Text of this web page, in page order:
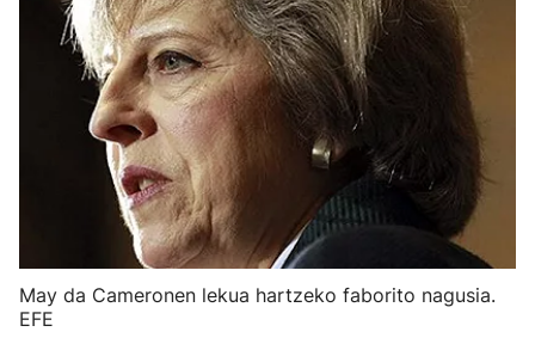
May da Cameronen lekua hartzeko faborito nagusia.
EFE